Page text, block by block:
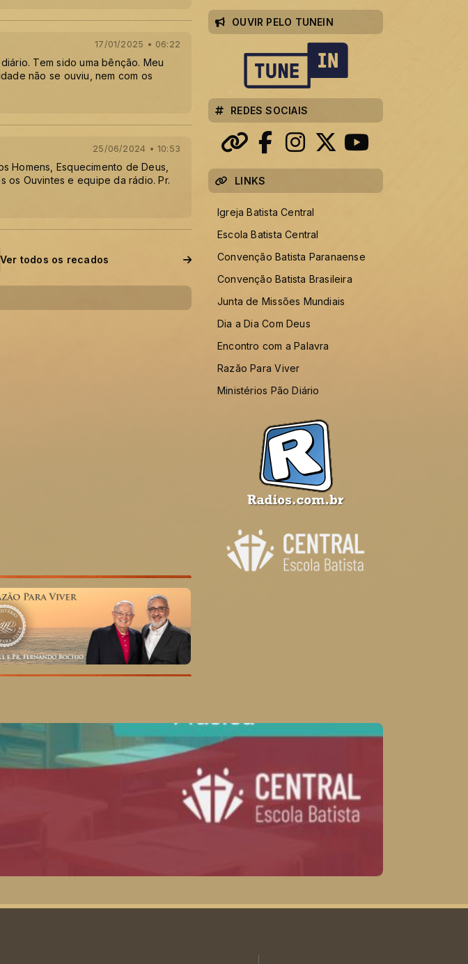
17/01/2025 • 06:22
Tem sido uma bênção. Meu
não se ouviu, nem com os
25/06/2024 • 10:53
Homens, Esquecimento de Deus,
os Ouvintes e equipe da rádio. Pr.
Ver todos os recados
OUVIR PELO TUNEIN
REDES SOCIAIS
LINKS
Igreja Batista Central
Escola Batista Central
Convenção Batista Paranaense
Convenção Batista Brasileira
Junta de Missões Mundiais
Dia a Dia Com Deus
Encontro com a Palavra
Razão Para Viver
Ministérios Pão Diário